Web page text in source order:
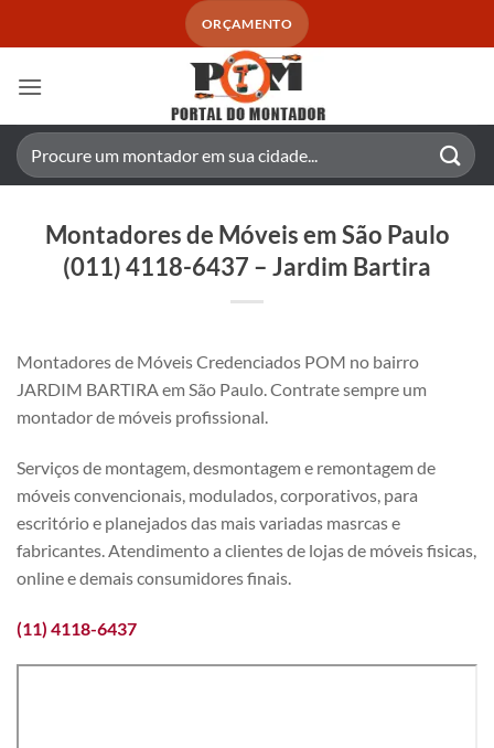
ORÇAMENTO
Pesquisar
por:
Montadores de Móveis em São Paulo
(011) 4118-6437 – Jardim Bartira
Montadores de Móveis Credenciados POM no bairro
JARDIM BARTIRA em São Paulo. Contrate sempre um
montador de móveis profissional.
Serviços de montagem, desmontagem e remontagem de
móveis convencionais, modulados, corporativos, para
escritório e planejados das mais variadas masrcas e
fabricantes. Atendimento a clientes de lojas de móveis fisicas,
online e demais consumidores finais.
(11) 4118-6437